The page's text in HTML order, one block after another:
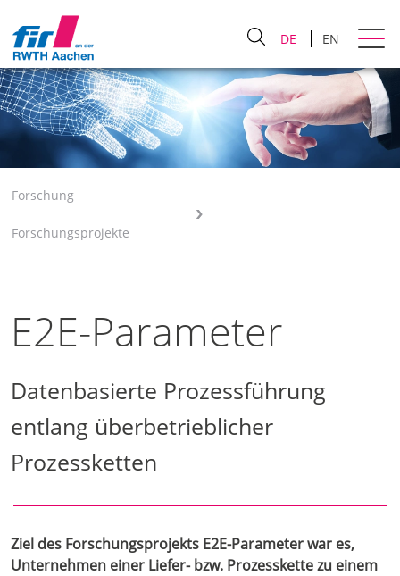
DE EN
Forschung
Forschungsprojekte
E2E-Parameter
Datenbasierte Prozessführung
entlang überbetrieblicher
Prozessketten
Ziel des Forschungsprojekts E2E-Parameter war es,
Unternehmen einer Liefer- bzw. Prozesskette zu einem